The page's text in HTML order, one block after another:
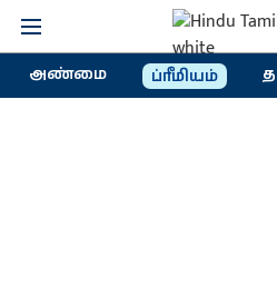
அண்மை ப்ரீமியம்